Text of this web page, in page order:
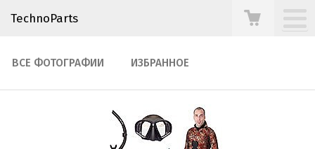
TechnoParts
ВСЕ ФОТОГРАФИИ ИЗБРАННОЕ